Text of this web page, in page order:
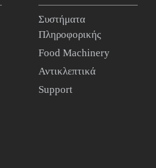
Συστήματα
Πληροφορικής
Food Machinery
Αντικλεπτικά
Support